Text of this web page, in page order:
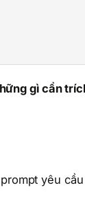
gì cần
yêu cầu